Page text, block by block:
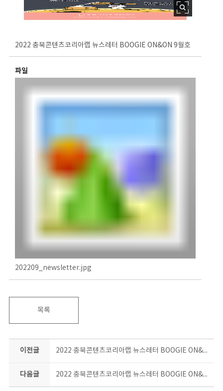
2022 충북콘텐츠코리아랩 뉴스레터 BOOGIE ON&ON 9월호
파일
202209_newsletter.jpg
목록
이전글 2022 충북콘텐츠코리아랩 뉴스레터 BOOGIE ON&ON 8월호
다음글 2022 충북콘텐츠코리아랩 뉴스레터 BOOGIE ON&ON 10월호